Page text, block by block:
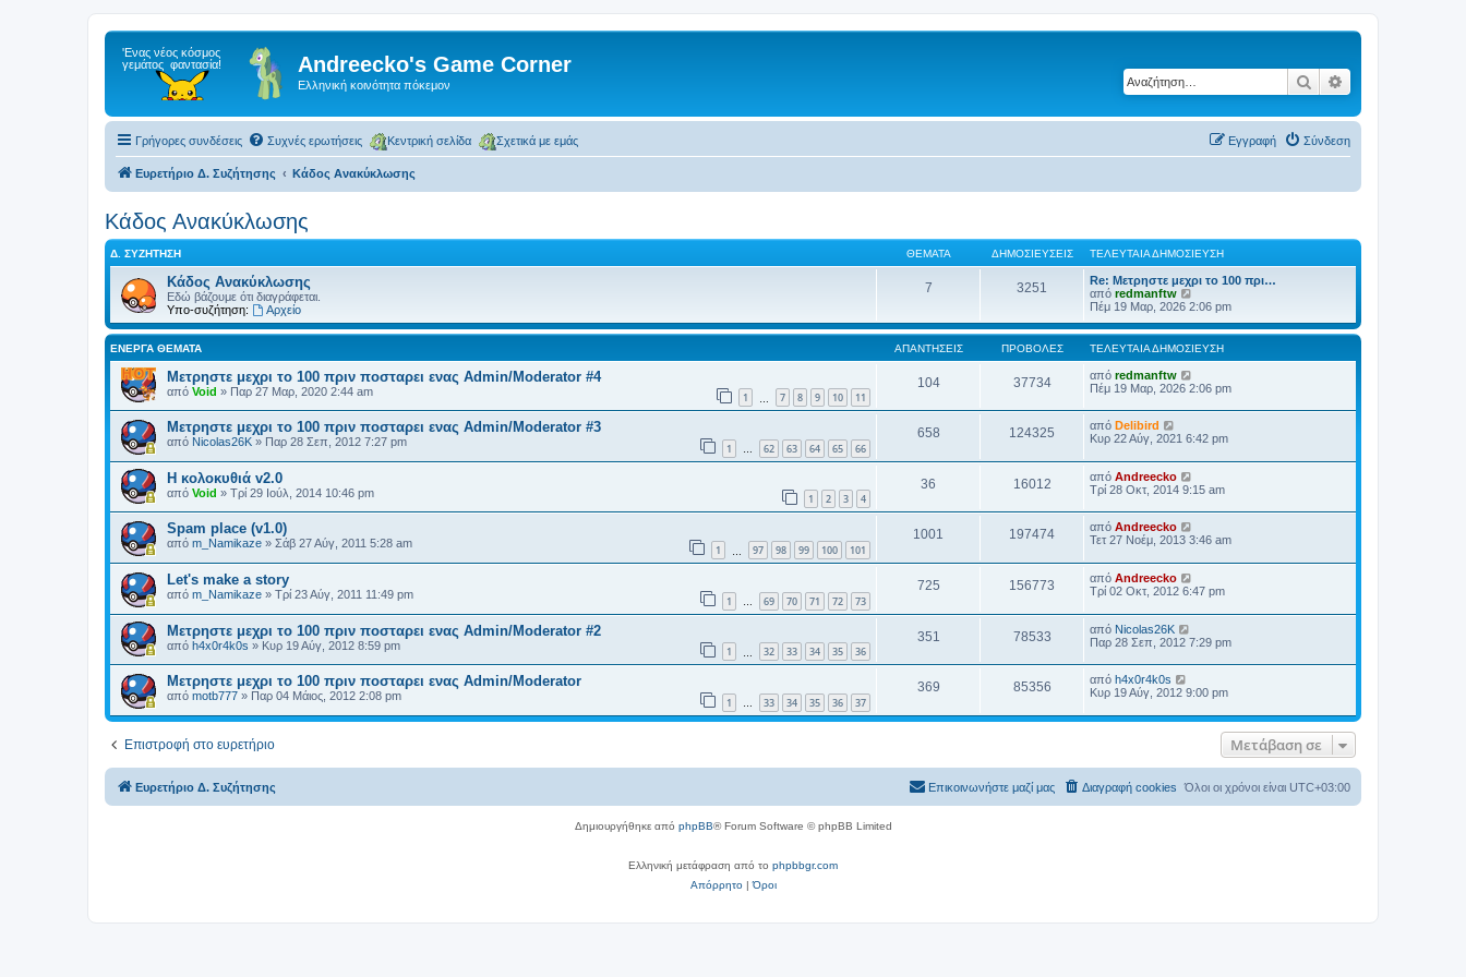
Andreecko's Game Corner
Ελληνική κοινότητα πόκεμον Αναζήτηση
Γρήγορες συνδέσεις Συχνές ερωτήσεις Κεντρική σελίδα Σχετικά με εμάς Σύνδεση
Εγγραφή
Ευρετήριο Δ. Συζήτησης Κάδος Ανακύκλωσης
Κάδος Ανακύκλωσης
Δ. ΣΥΖΉΤΗΣΗ ΘΈΜΑΤΑ ΔΗΜΟΣΙΕΎΣΕΙΣ ΤΕΛΕΥΤΑΊΑ ΔΗΜΟΣΊΕΥΣΗ
Κάδος Ανακύκλωσης
Εδώ βάζουμε ότι διαγράφεται.
Υπο-συζήτηση:
Αρχείο
7 3251
Re: Μετρηστε μεχρι το 100 πρι…
από redmanftw
ρ
β
ο
τ
η
ς
ε
ε
τ
ί
ς
η
ο
ί
υ
Πέμ 19 Μαρ, 2026 2:06 pm
ΕΝΕΡΓΆ ΘΈΜΑΤΑ ΑΠΑΝΤΉΣΕΙΣ ΠΡΟΒΟΛΈΣ ΤΕΛΕΥΤΑΊΑ ΔΗΜΟΣΊΕΥΣΗ
Μετρηστε μεχρι το 100 πριν ποσταρει ενας Admin/Moderator #4
από Void » Παρ 27 Μαρ, 2020 2:44 am 1 7 8 9 10 11
104 37734 από redmanftw
Πέμ 19 Μαρ, 2026 2:06 pm
Μετρηστε μεχρι το 100 πριν ποσταρει ενας Admin/Moderator #3
από Nicolas26K » Παρ 28 Σεπ, 2012 7:27 pm 1 … 62 63 64 65 66
658 124325 από Delibird
Κυρ 22 Αύγ, 2021 6:42 pm
Η κολοκυθιά v2.0
από Void » Τρί 29 Ιούλ, 2014 10:46 pm 1 2 3 4
36 16012 από Andreecko
Τρί 28 Οκτ, 2014 9:15 am
Spam place (v1.0)
από m_Namikaze » Σάβ 27 Αύγ, 2011 5:28 am 1 97 98 99 100 101
1001 197474 από Andreecko
Τετ 27 Νοέμ, 2013 3:46 am
Let's make a story
από m_Namikaze » Τρί 23 Αύγ, 2011 11:49 pm 1 … 69 70 71 72 73
725 156773 από Andreecko
Τρί 02 Οκτ, 2012 6:47 pm
Μετρηστε μεχρι το 100 πριν ποσταρει ενας Admin/Moderator #2
από h4x0r4k0s » Κυρ 19 Αύγ, 2012 8:59 pm 1 32 33 34 35 36
351 78533 από Nicolas26K
Παρ 28 Σεπ, 2012 7:29 pm
Μετρηστε μεχρι το 100 πριν ποσταρει ενας Admin/Moderator
από motb777 » Παρ 04 Μάιος, 2012 2:08 pm 1 … 33 34 35 36 37
369 85356 από h4x0r4k0s
Κυρ 19 Αύγ, 2012 9:00 pm
Επιστροφή στο ευρετήριο Μετάβαση σε
Ευρετήριο Δ. Συζήτησης Όλοι οι χρόνοι είναι UTC+03:00
Διαγραφή cookies
Επικοινωνήστε μαζί μας
Δημιουργήθηκε από phpBB® Forum Software © phpBB Limited
Ελληνική μετάφραση από το phpbbgr.com
Απόρρητο|Όροι